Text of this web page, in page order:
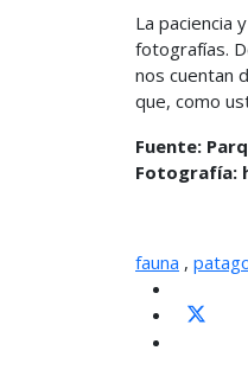
La paciencia
fotografías.
nos cuentan
que, como
Fuente:
Fotografía:
fauna ,